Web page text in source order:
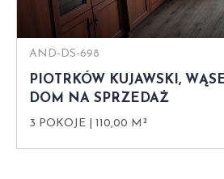
AND-DS-698
PIOTRKÓW KUJAWSKI,
DOM NA SPRZEDAŻ
3 POKOJE 110,00 M²